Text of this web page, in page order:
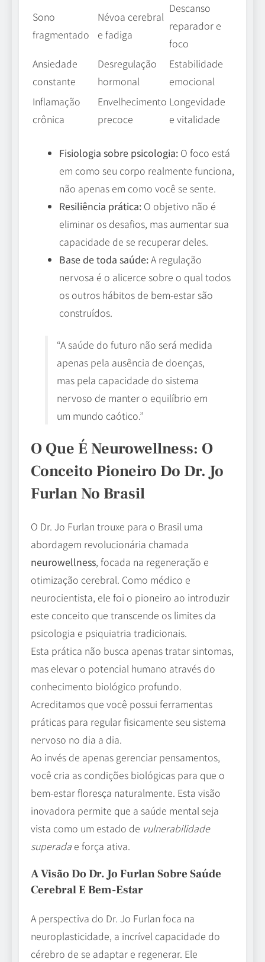
Sono
fragmentado
Névoa cerebral
e fadiga
Descanso
reparador e
foco
Ansiedade
constante
Desregulação
hormonal
Estabilidade
emocional
Inflamação
crônica
Envelhecimento
precoce
Longevidade
e vitalidade
Fisiologia sobre psicologia: O foco está
em como seu corpo realmente funciona,
não apenas em como você se sente.
Resiliência prática: O objetivo não é
eliminar os desafios, mas aumentar sua
capacidade de se recuperar deles.
Base de toda saúde:A regulação
nervosa é o alicerce sobre o qual todos
os outros hábitos de bem-estar são
construídos.
“A saúde do futuro não será medida
apenas pela ausência de doenças,
mas pela capacidade do sistema
nervoso de manter o equilíbrio em
um mundo caótico.”
O Que É Neurowellness: O
Conceito Pioneiro Do Dr. Jo
Furlan No Brasil
O Dr. Jo Furlan trouxe para o Brasil uma
abordagem revolucionária chamada
neurowellness, focada na regeneração e
otimização cerebral. Como médico e
neurocientista, ele foi o pioneiro ao introduzir
este conceito que transcende os limites da
psicologia e psiquiatria tradicionais.
Esta prática não busca apenas tratar sintomas,
mas elevar o potencial humano através do
conhecimento biológico profundo.
Acreditamos que você possui ferramentas
práticas para regular fisicamente seu sistema
nervoso no dia a dia.
Ao invés de apenas gerenciar pensamentos,
você cria as condições biológicas para que o
bem-estar floresça naturalmente. Esta visão
inovadora permite que a saúde mental seja
vista como um estado de vulnerabilidade
superada e força ativa.
A Visão Do Dr. Jo Furlan Sobre Saúde
Cerebral E Bem-Estar
A perspectiva do Dr. Jo Furlan foca na
neuroplasticidade, a incrível capacidade do
cérebro de se adaptar e regenerar. Ele